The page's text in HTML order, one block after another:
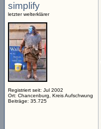
simplify
letzter welterklärer
Registriert seit: Jul 2002
Ort: Chancenburg, Kreis Aufschwung
Beiträge: 35.725